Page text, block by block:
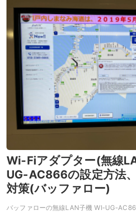
Wi-Fiアダプター(無線
UG-AC866の設定方法
対策(バッファロー)
バッファローの無線LAN子機 WI-UG-